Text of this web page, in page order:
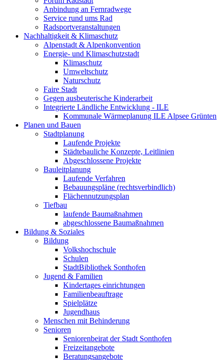
Anbindung an Fernradwege
Service rund ums Rad
Radsportveranstaltungen
Nachhaltigkeit & Klimaschutz
Alpenstadt & Alpenkonvention
Energie- und Klimaschutzstadt
Klimaschutz
Umweltschutz
Naturschutz
Faire Stadt
Gegen ausbeuterische Kinderarbeit
Integrierte Ländliche Entwicklung - ILE
Kommunale Wärmeplanung ILE Alpsee Grünten
Planen und Bauen
Stadtplanung
Laufende Projekte
Städtebauliche Konzepte, Leitlinien
Abgeschlossene Projekte
Bauleitplanung
Laufende Verfahren
Bebauungspläne (rechtsverbindlich)
Flächennutzungsplan
Tiefbau
laufende Baumaßnahmen
abgeschlossene Baumaßnahmen
Bildung & Soziales
Bildung
Volkshochschule
Schulen
StadtBibliothek Sonthofen
Jugend & Familien
Kindertages einrichtungen
Familienbeauftrage
Spielplätze
Jugendhaus
Menschen mit Behinderung
Senioren
Seniorenbeirat der Stadt Sonthofen
Freizeitangebote
Beratungsangebote